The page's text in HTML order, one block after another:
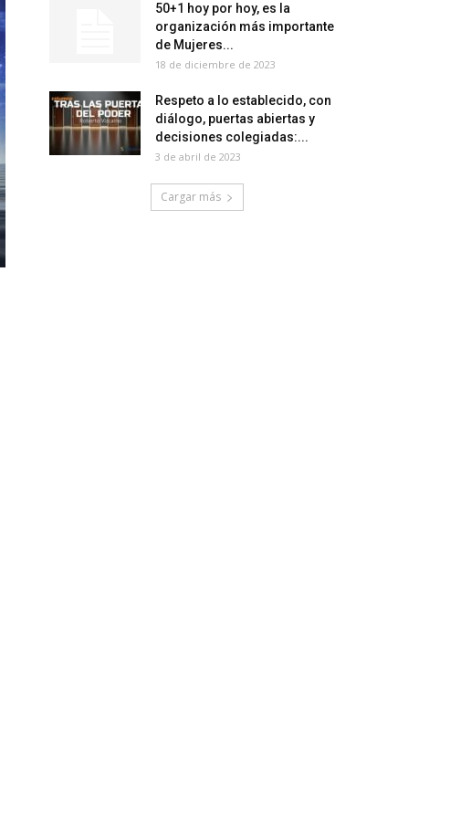
50+1 hoy por hoy, es la
organización más importante
de Mujeres...
18 de diciembre de 2023
Respeto a lo establecido, con
diálogo, puertas abiertas y
decisiones colegiadas:...
3 de abril de 2023
Cargar más